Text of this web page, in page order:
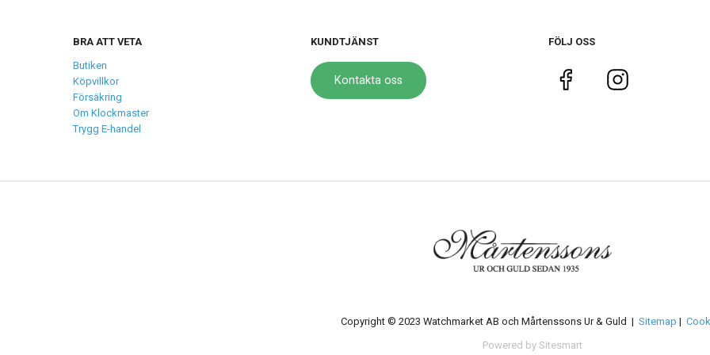
BRA ATT VETA
Butiken
Köpvillkor
Försäkring
Om Klockmaster
Trygg E-handel
KUNDTJÄNST
Kontakta oss
FÖLJ OSS
Copyright © 2023 Watchmarket AB och Mårtenssons Ur & Guld | Sitemap |
Powered by Sitesmart